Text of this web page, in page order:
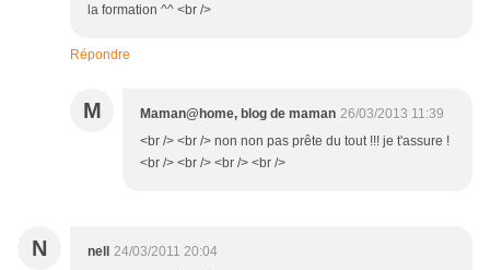
la formation ^^ <br />
Répondre
M Maman@home, blog de maman 26/03/2013 11:39
<br /> <br /> non non pas prête du tout !!! je t'assure !
<br /> <br /> <br /> <br />
N nell
24/03/2011 20:04